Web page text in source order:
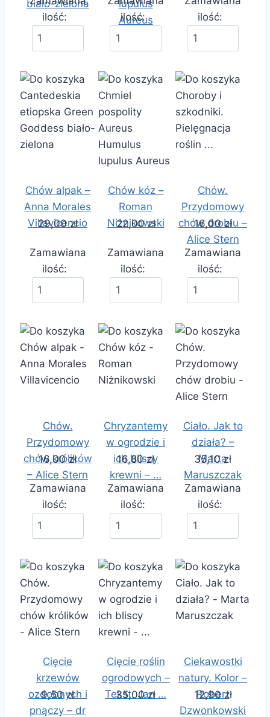
biało-zielona
ilość:
lupulus
Aureus
ilość:
ilość:
Chów alpak –
Anna Morales
Villavicencio
29,00 zł
Zamawiana
ilość:
Chów kóz –
Roman
Niżnikowski
22,00 zł
Zamawiana
ilość:
Chów.
Przydomowy
chów drobiu –
Alice Stern
16,00 zł
Zamawiana
ilość:
Chów.
Przydomowy
chów królików
– Alice Stern
16,00 zł
Zamawiana
ilość:
Chryzantemy
w ogrodzie i
ich bliscy
krewni – …
16,80 zł
Zamawiana
ilość:
Ciało. Jak to
działa? –
Marta
Maruszczak
35,10 zł
Zamawiana
ilość:
Cięcie
krzewów
ozdobnych i
pnączy – dr
9,50 zł
Cięcie roślin
ogrodowych –
Tekst: Jan …
35,00 zł
Ciekawostki
natury. Kolor –
Robert
Dzwonkowski
12,90 zł